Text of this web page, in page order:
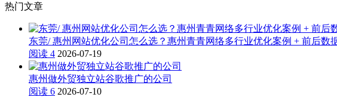
热门文章
东莞/ 惠州网站优化公司怎么选？惠州青青网络多行业优化案例 + 前后数
阅读 4 2026-07-19
惠州做外贸独立站谷歌推广的公司
阅读 6 2026-07-10